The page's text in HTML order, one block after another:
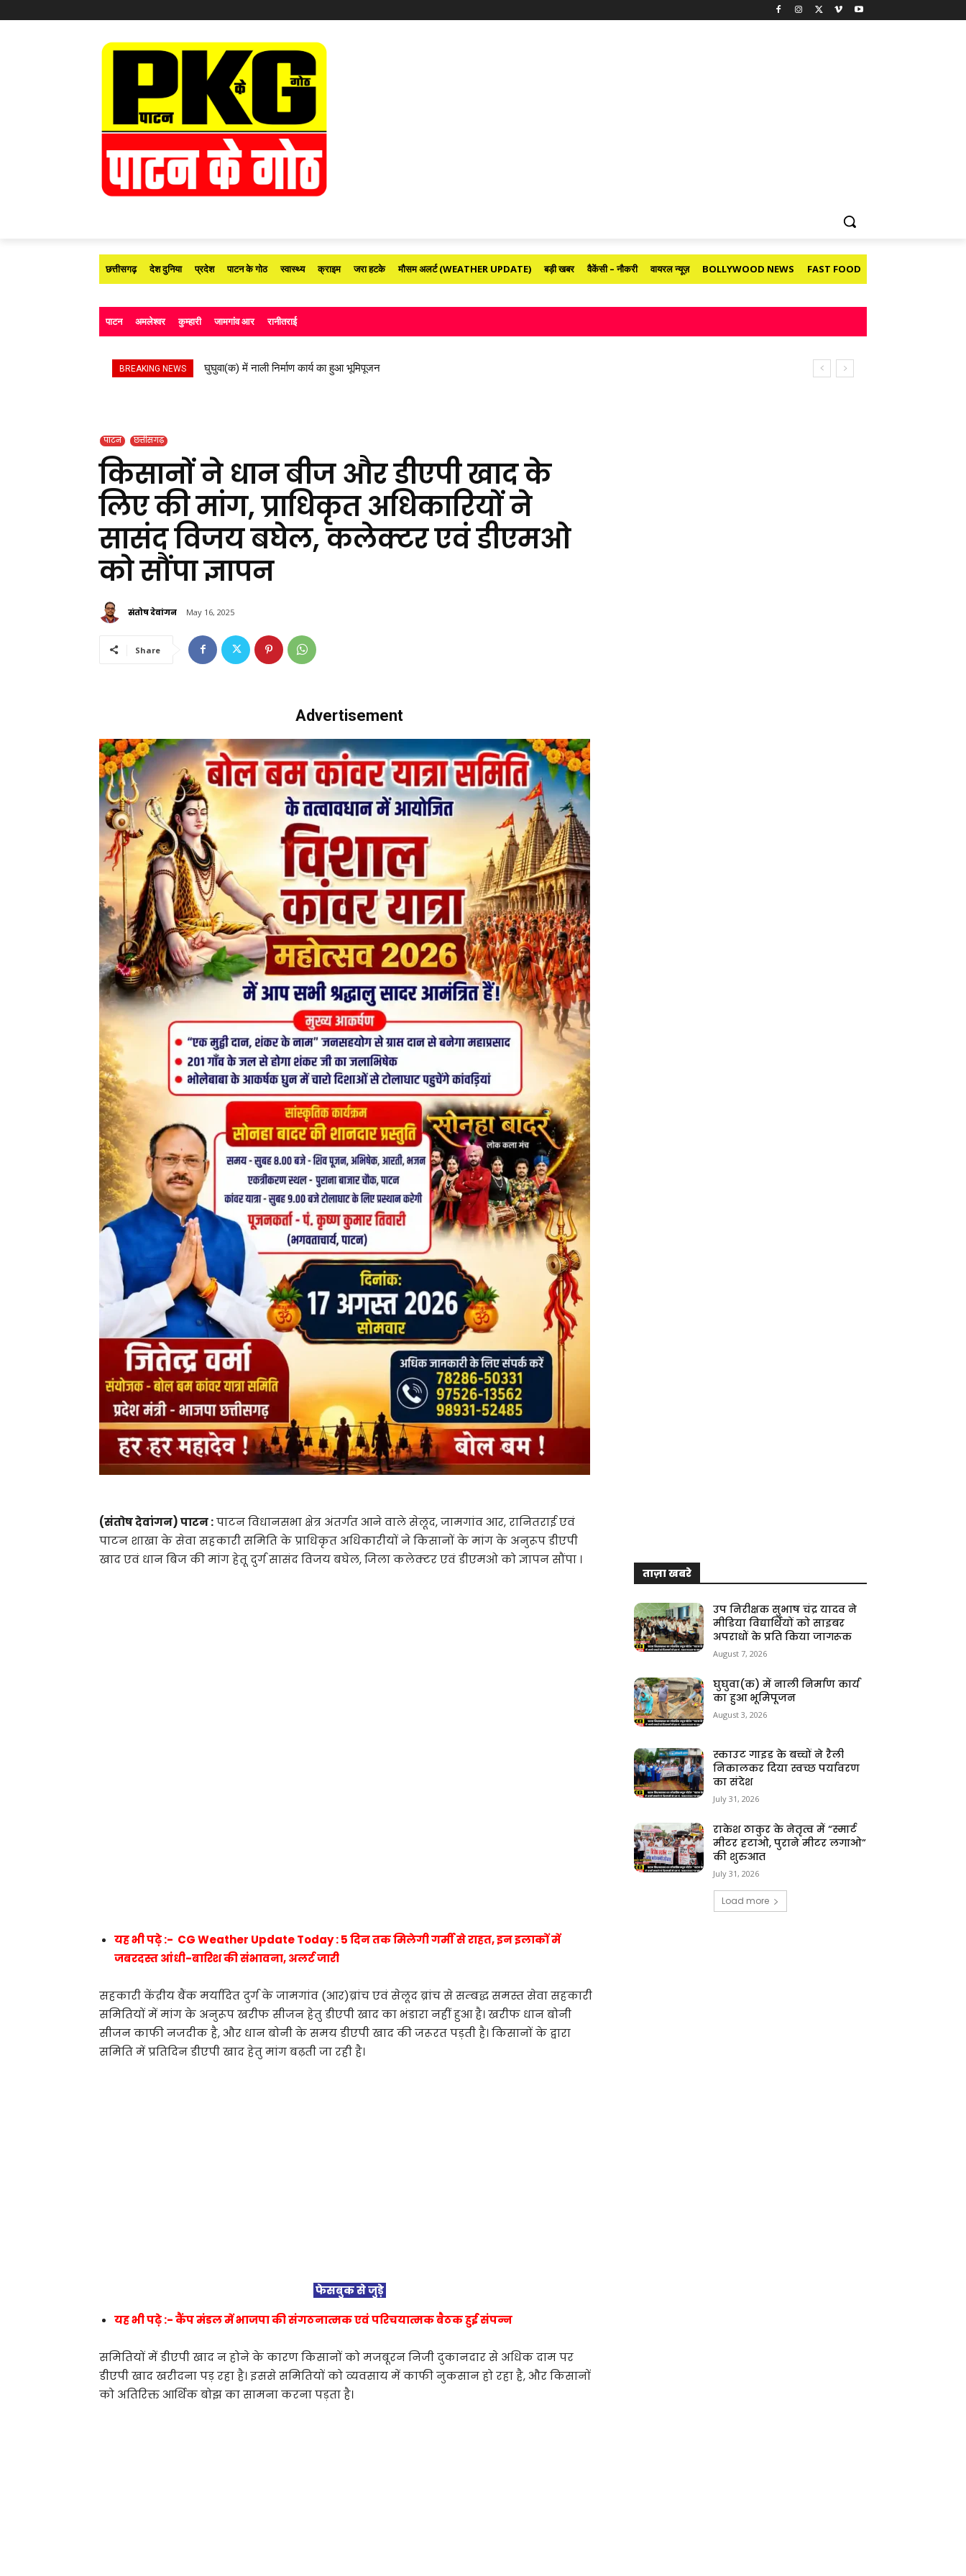
छत्तीसगढ़ देश दुनिया प्रदेश पाटन के गोठ स्वास्थ्य क्राइम जरा हटके मौसम अलर्ट (WEATHER UPDATE) बड़ी खबर वैकेंसी – नौकरी वायरल न्यूज़ BOLLYWOOD NEWS FAST FOOD
पाटन अमलेश्वर कुम्हारी जामगांव आर रानीतराई
BREAKING NEWS घुघुवा(क) में नाली निर्माण कार्य का हुआ भूमिपूजन
स्काउट गाइड के बच्चों ने रैली निकालकर दिया स्वच्छ पर्यावरण का संदेश
पाटन छत्तीसगढ़
किसानों ने धान बीज और डीएपी खाद के
लिए की मांग, प्राधिकृत अधिकारियों ने
सासंद विजय बघेल, कलेक्टर एवं डीएमओ
को सौंपा ज्ञापन
संतोष देवांगन May 16, 2025
Share
Advertisement
(संतोष देवांगन) पाटन :पाटन विधानसभा क्षेत्र अंतर्गत आने वाले सेलूद, जामगांव आर, रानितराई एवं
पाटन शाखा के सेवा सहकारी समिति के प्राधिकृत अधिकारीयों ने किसानों के मांग के अनुरूप डीएपी
खाद एवं धान बिज की मांग हेतू दुर्ग सासंद विजय बघेल, जिला कलेक्टर एवं डीएमओ को ज्ञापन सौंपा ।
यह भी पढ़े :- CG Weather Update Today : 5 दिन तक मिलेगी गर्मी से राहत, इन इलाकों में
जबरदस्त आंधी-बारिश की संभावना, अलर्ट जारी
सहकारी केंद्रीय बैंक मर्यादित दुर्ग के जामगांव (आर)ब्रांच एवं सेलूद ब्रांच से सम्बद्ध समस्त सेवा सहकारी
समितियों में मांग के अनुरूप खरीफ सीजन हेतु डीएपी खाद का भंडारा नहीं हुआ है। खरीफ धान बोनी
सीजन काफी नजदीक है, और धान बोनी के समय डीएपी खाद की जरूरत पड़ती है। किसानों के द्वारा
समिति में प्रतिदिन डीएपी खाद हेतु मांग बढ़ती जा रही है।
फेसबुक से जुड़े
यह भी पढ़े :- कैंप मंडल में भाजपा की संगठनात्मक एवं परिचयात्मक बैठक हुई संपन्न
समितियों में डीएपी खाद न होने के कारण किसानों को मजबूरन निजी दुकानदार से अधिक दाम पर
डीएपी खाद खरीदना पड़ रहा है। इससे समितियों को व्यवसाय में काफी नुकसान हो रहा है, और किसानों
को अतिरिक्त आर्थिक बोझ का सामना करना पड़ता है।
ताज़ा खबरे
उप निरीक्षक सुभाष चंद्र यादव ने
मीडिया विद्यार्थियों को साइबर
अपराधों के प्रति किया जागरूक
August 7, 2026
घुघुवा(क) में नाली निर्माण कार्य
का हुआ भूमिपूजन
August 3, 2026
स्काउट गाइड के बच्चों ने रैली
निकालकर दिया स्वच्छ पर्यावरण
का संदेश
July 31, 2026
राकेश ठाकुर के नेतृत्व में “स्मार्ट
मीटर हटाओ, पुराने मीटर लगाओ”
की शुरुआत
July 31, 2026
Load more